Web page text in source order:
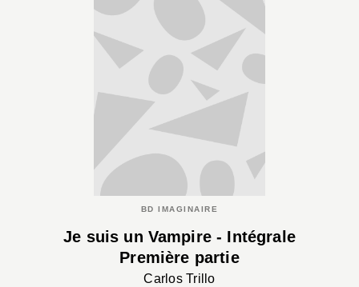
BD IMAGINAIRE
Je suis un Vampire - Intégrale
Première partie
Carlos Trillo